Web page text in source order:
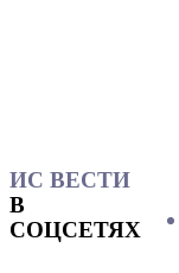
ИС ВЕСТИ
В
СОЦСЕТЯХ